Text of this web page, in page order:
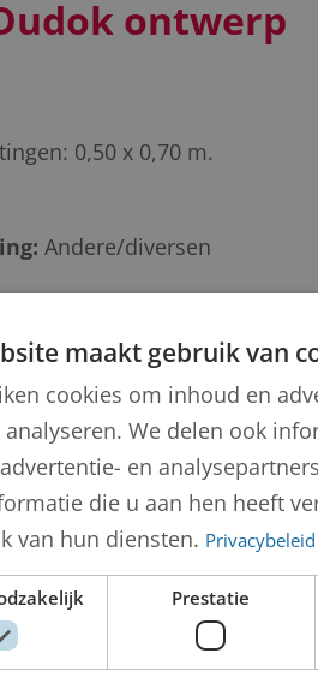
ontwerp
0,50 x 0,70 m.
Andere/diversen
maakt gebruik van
cookies om inhoud en
analyseren. We delen ook
en
die u aan hen heeft
van hun diensten. Privacybeleid
Prestatie